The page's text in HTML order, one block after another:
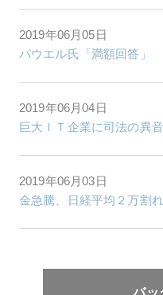
2019年06月05日
パウエル氏「満額回答」
2019年06月04日
巨大ＩＴ企業に司法の異
2019年06月03日
金急騰、日経平均２万割
バッ